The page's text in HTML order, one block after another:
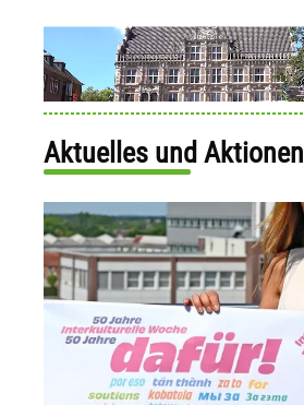
Aktuelles und Aktionen